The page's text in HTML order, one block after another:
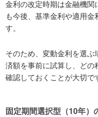
金利の改定時期は金融機
も今後、基準金利や適用
す。
そのため、変動金利を選
済額を事前に試算し、ど
確認しておくことが大切で
固定期間選択型（10年）